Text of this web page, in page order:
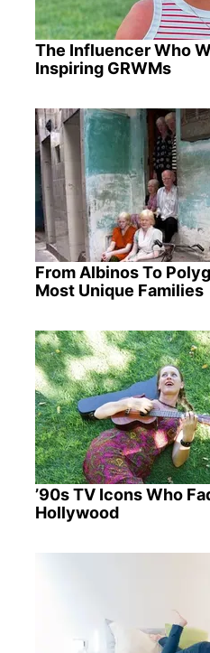
The Influencer Who
Inspiring GRWMs
From Albinos To
Most Unique Families
’90s TV Icons Who
Hollywood